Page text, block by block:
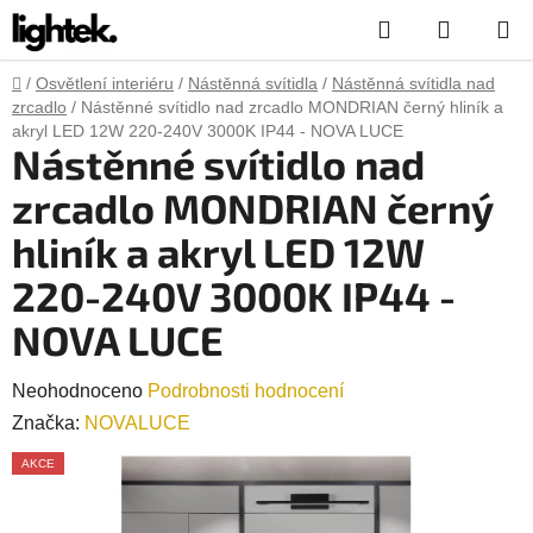
Přejít
na
obsah
Hledat
KOŠÍK
Domů
/ Osvětlení interiéru / Nástěnná svítidla / Nástěnná svítidla nad
zrcadlo / Nástěnné svítidlo nad zrcadlo MONDRIAN černý hliník a
akryl LED 12W 220-240V 3000K IP44 - NOVA LUCE
Nástěnné svítidlo nad
zrcadlo MONDRIAN černý
hliník a akryl LED 12W
220-240V 3000K IP44 -
NOVA LUCE
Průměrné
hodnocení
produktu
Neohodnoceno Podrobnosti hodnocení
Značka: NOVALUCE
AKCE